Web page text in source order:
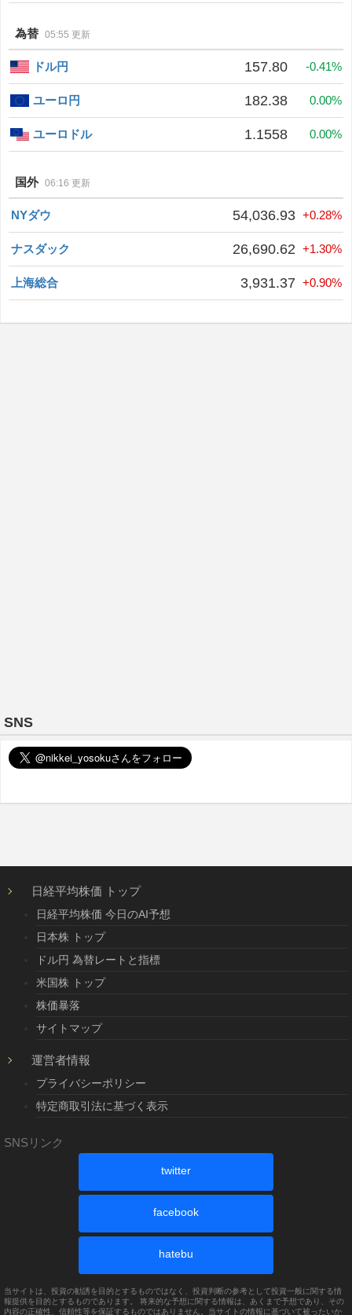
為替 05:55 更新
ドル円 157.80 -0.41%
ユーロ円 182.38 0.00%
ユーロドル 1.1558 0.00%
国外 06:16 更新
NYダウ 54,036.93 +0.28%
ナスダック 26,690.62 +1.30%
上海総合 3,931.37 +0.90%
SNS
日経平均株価 トップ
日経平均株価 今日のAI予想
日本株 トップ
ドル円 為替レートと指標
米国株 トップ
株価暴落
サイトマップ
運営者情報
プライバシーポリシー
特定商取引法に基づく表示
SNSリンク
twitter
facebook
hatebu
当サイトは、投資の勧誘を目的とするものではなく、投資判断の参考として投資一般に関する情
報提供を目的とするものであります。 将来的な予想に関する情報は、あくまで予想であり、その
内容の正確性、信頼性等を保証するものではありません。当サイトの情報に基づいて被ったいか